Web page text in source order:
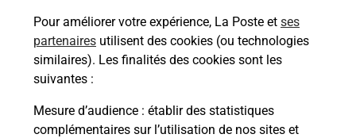
Pour améliorer votre expérience, La Poste et ses
partenaires utilisent des cookies (ou technologies
similaires). Les finalités des cookies sont les
suivantes :
Mesure d’audience : établir des statistiques
complémentaires sur l’utilisation de nos sites et
En savoir plus
Foire aux questions